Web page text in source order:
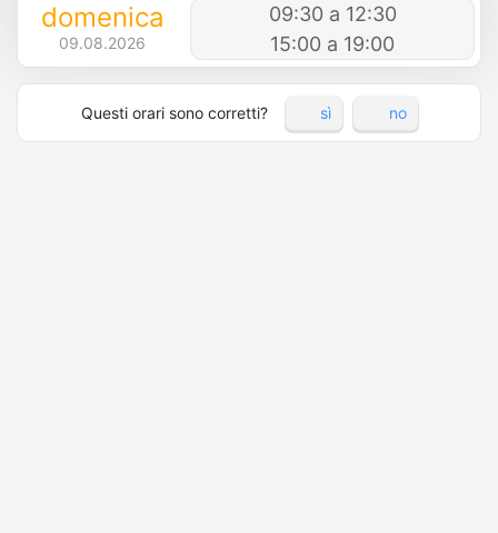
domenica
09.08.2026
09:30 a 12:30
15:00 a 19:00
Questi orari sono corretti? sì no